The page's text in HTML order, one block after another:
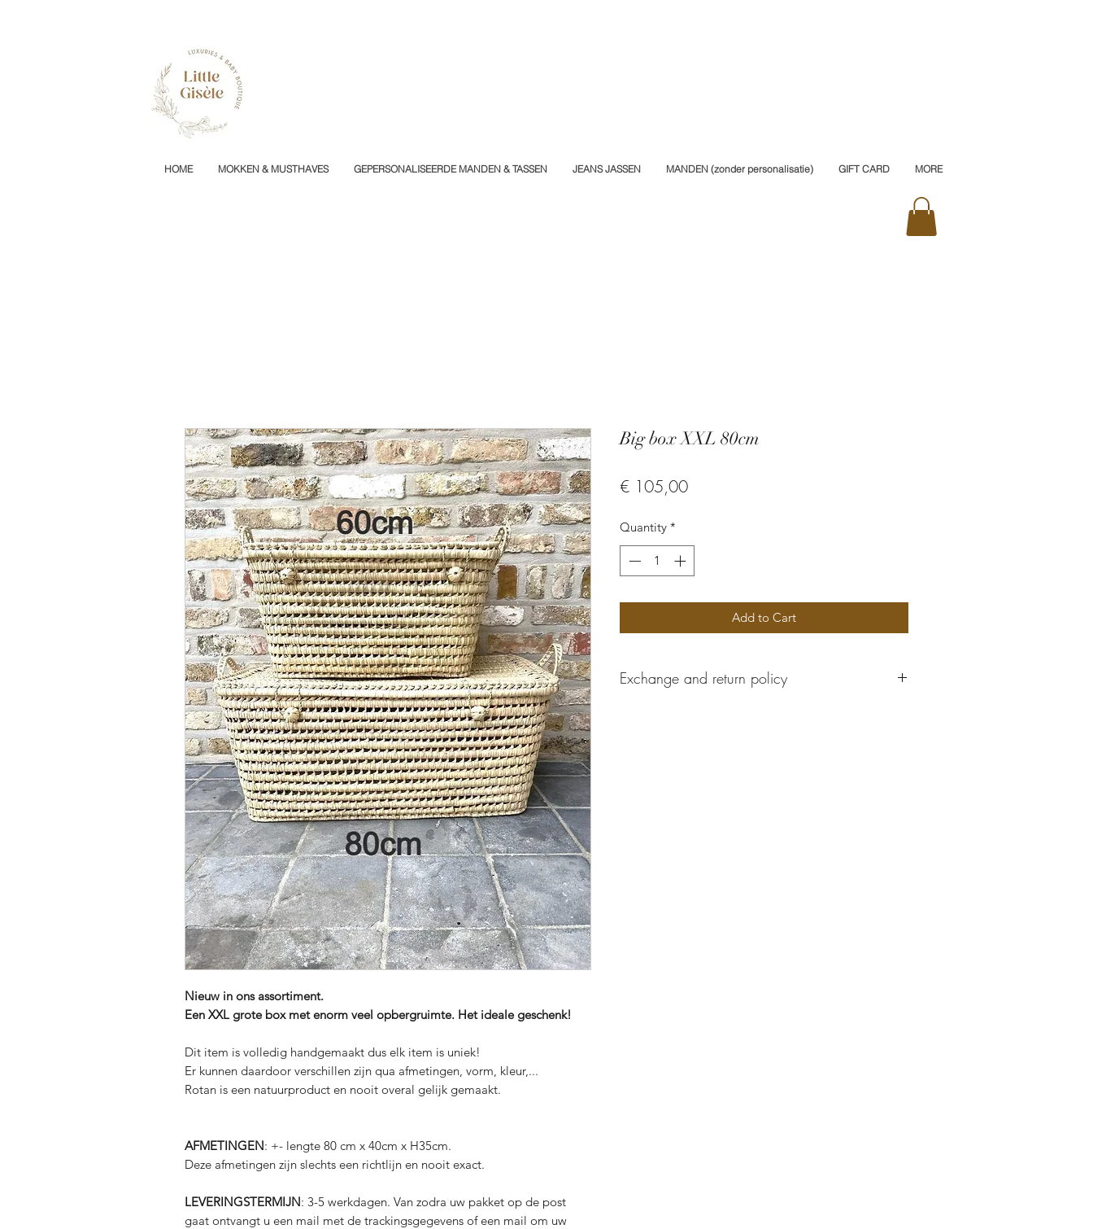
HOME MOKKEN & MUSTHAVES GEPERSONALISEERDE MANDEN & TASSEN JEANS JASSEN MANDEN (zonder personalisatie) GIFT CARD MORE
Nieuw in ons assortiment.
Een XXL grote box met enorm veel opbergruimte. Het ideale geschenk!
Dit item is volledig handgemaakt dus elk item is uniek!
Er kunnen daardoor verschillen zijn qua afmetingen, vorm, kleur,...
Rotan is een natuurproduct en nooit overal gelijk gemaakt.
AFMETINGEN: +- lengte 80 cm x 40cm x H35cm.
Deze afmetingen zijn slechts een richtlijn en nooit exact.
LEVERINGSTERMIJN: 3-5 werkdagen. Van zodra uw pakket op de post
gaat ontvangt u een mail met de trackingsgegevens of een mail om uw
Big box XXL 80cm
€ 105,00Price
Quantity *
Add to Cart
Exchange and return policy